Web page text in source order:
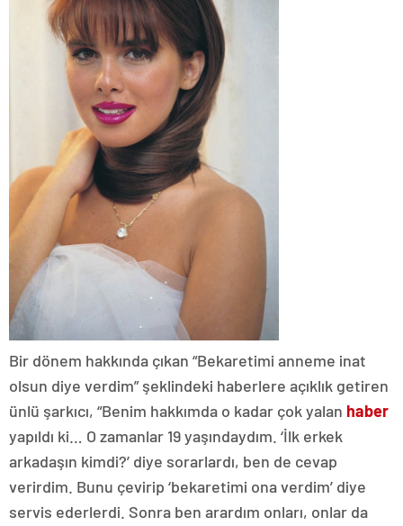
Bir dönem hakkında çıkan “Bekaretimi anneme inat
olsun diye verdim” şeklindeki haberlere açıklık getiren
ünlü şarkıcı, “Benim hakkımda o kadar çok yalan haber
yapıldı ki… O zamanlar 19 yaşındaydım. ‘İlk erkek
arkadaşın kimdi?’ diye sorarlardı, ben de cevap
verirdim. Bunu çevirip ‘bekaretimi ona verdim’ diye
servis ederlerdi. Sonra ben arardım onları, onlar da